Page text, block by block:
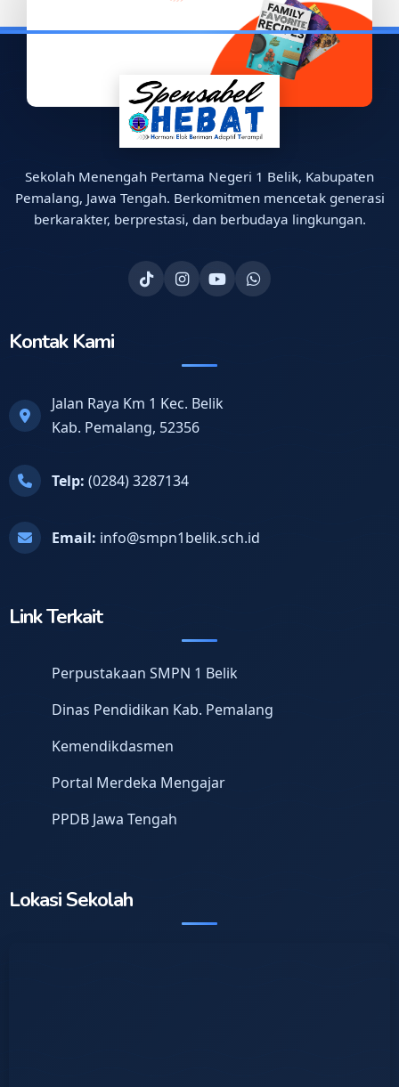
Sekolah Menengah Pertama Negeri 1 Belik, Kabupaten
Pemalang, Jawa Tengah. Berkomitmen mencetak generasi
berkarakter, berprestasi, dan berbudaya lingkungan.
Kontak Kami
Jalan Raya Km 1 Kec. Belik
Kab. Pemalang, 52356
Telp: (0284) 3287134
Email: info@smpn1belik.sch.id
Link Terkait
Perpustakaan SMPN 1 Belik
Dinas Pendidikan Kab. Pemalang
Kemendikdasmen
Portal Merdeka Mengajar
PPDB Jawa Tengah
Lokasi Sekolah